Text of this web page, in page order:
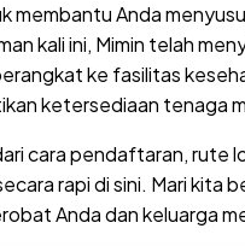
membantu Anda
kali ini, Mimin telah
ke fasilitas
ketersediaan tenaga
cara pendaftaran, rute
rapi di sini. Mari kita
Anda dan keluarga